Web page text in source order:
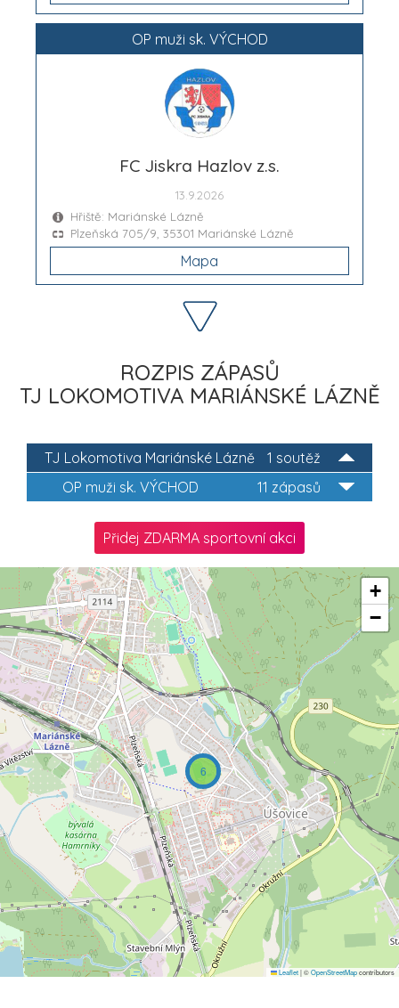
OP muži sk. VÝCHOD
FC Jiskra Hazlov z.s.
13.9.2026
Hřiště: Mariánské Lázně
Plzeňská 705/9, 35301 Mariánské Lázně
Mapa
ROZPIS ZÁPASŮ
TJ LOKOMOTIVA MARIÁNSKÉ LÁZNĚ
1 soutěž
TJ Lokomotiva Mariánské Lázně
11 zápasů
OP muži sk. VÝCHOD
Přidej ZDARMA sportovní akci
6
+
−
Leaflet|©OpenStreetMapcontributors